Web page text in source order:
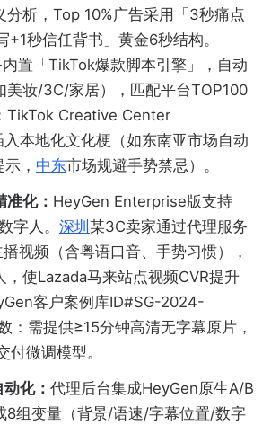
分析，Top 10%广告采用「3秒痛点
+1秒信任背书」黄金6秒结构。
置「TikTok爆款脚本引擎」，自动
美妆/3C/家居），匹配平台TOP100
TikTok Creative Center
本地化文化梗（如东南亚市场自动
， 中东市场规避手势禁忌）。
化： HeyGen Enterprise版支持
字人。 深圳 某3C卖家通过代理服务
视频（含粤语口音、手势习惯），
，使Lazada马来站点视频CVR提升
客户案例库ID#SG-2024-
：需提供≥15分钟高清无字幕原片，
微调模型。
化： 代理后台集成HeyGen原生A/B
8组变量（背景/语速/字幕位置/数字